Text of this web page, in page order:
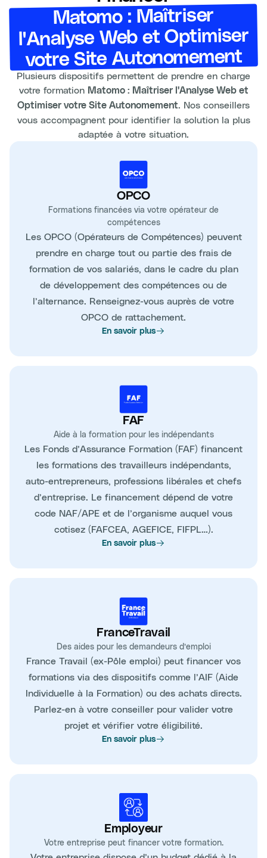
Matomo : Maîtriser
l'Analyse Web et Optimiser
votre Site Autonomement
Plusieurs dispositifs permettent de prendre en charge
votre formation Matomo : Maîtriser l'Analyse Web et
Optimiser votre Site Autonomement. Nos conseillers
vous accompagnent pour identifier la solution la plus
adaptée à votre situation.
OPCO
Formations financées via votre opérateur de
compétences
Les OPCO (Opérateurs de Compétences) peuvent
prendre en charge tout ou partie des frais de
formation de vos salariés, dans le cadre du plan
de développement des compétences ou de
l’alternance. Renseignez-vous auprès de votre
OPCO de rattachement.
En savoir plus
FAF
Aide à la formation pour les indépendants
Les Fonds d’Assurance Formation (FAF) financent
les formations des travailleurs indépendants,
auto-entrepreneurs, professions libérales et chefs
d’entreprise. Le financement dépend de votre
code NAF/APE et de l’organisme auquel vous
cotisez (FAFCEA, AGEFICE, FIFPL…).
En savoir plus
FranceTravail
Des aides pour les demandeurs d’emploi
France Travail (ex-Pôle emploi) peut financer vos
formations via des dispositifs comme l’AIF (Aide
Individuelle à la Formation) ou des achats directs.
Parlez-en à votre conseiller pour valider votre
projet et vérifier votre éligibilité.
En savoir plus
Employeur
Votre entreprise peut financer votre formation.